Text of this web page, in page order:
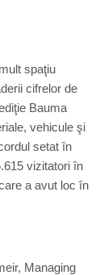
spaţiu
cifrelor de
Bauma
vehicule şi
setat în
vizitatori în
a avut loc în
Managing